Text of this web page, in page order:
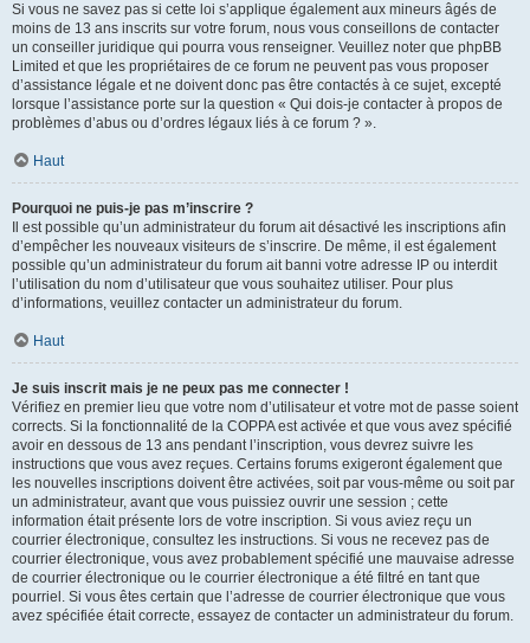
Si vous ne savez pas si cette loi s’applique également aux mineurs âgés de
moins de 13 ans inscrits sur votre forum, nous vous conseillons de contacter
un conseiller juridique qui pourra vous renseigner. Veuillez noter que phpBB
Limited et que les propriétaires de ce forum ne peuvent pas vous proposer
d’assistance légale et ne doivent donc pas être contactés à ce sujet, excepté
lorsque l’assistance porte sur la question « Qui dois-je contacter à propos de
problèmes d’abus ou d’ordres légaux liés à ce forum ? ».
Haut
Pourquoi ne puis-je pas m’inscrire ?
Il est possible qu’un administrateur du forum ait désactivé les inscriptions afin
d’empêcher les nouveaux visiteurs de s’inscrire. De même, il est également
possible qu’un administrateur du forum ait banni votre adresse IP ou interdit
l’utilisation du nom d’utilisateur que vous souhaitez utiliser. Pour plus
d’informations, veuillez contacter un administrateur du forum.
Haut
Je suis inscrit mais je ne peux pas me connecter !
Vérifiez en premier lieu que votre nom d’utilisateur et votre mot de passe soient
corrects. Si la fonctionnalité de la COPPA est activée et que vous avez spécifié
avoir en dessous de 13 ans pendant l’inscription, vous devrez suivre les
instructions que vous avez reçues. Certains forums exigeront également que
les nouvelles inscriptions doivent être activées, soit par vous-même ou soit par
un administrateur, avant que vous puissiez ouvrir une session ; cette
information était présente lors de votre inscription. Si vous aviez reçu un
courrier électronique, consultez les instructions. Si vous ne recevez pas de
courrier électronique, vous avez probablement spécifié une mauvaise adresse
de courrier électronique ou le courrier électronique a été filtré en tant que
pourriel. Si vous êtes certain que l’adresse de courrier électronique que vous
avez spécifiée était correcte, essayez de contacter un administrateur du forum.